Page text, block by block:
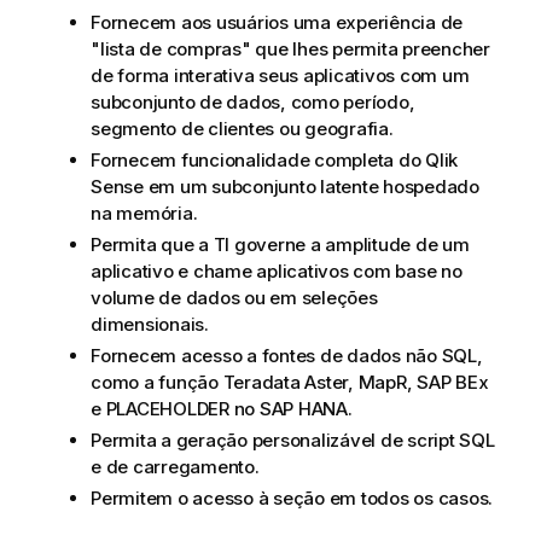
Fornecem aos usuários uma experiência de
"lista de compras" que lhes permita preencher
de forma interativa seus aplicativos com um
subconjunto de dados, como período,
segmento de clientes ou geografia.
Fornecem funcionalidade completa do Qlik
Senseem um subconjunto latente hospedado
na memória.
Permita que a TI governe a amplitude de um
aplicativo e chame aplicativos com base no
volume de dados ou em seleções
dimensionais.
Fornecem acesso a fontes de dados não SQL,
como a função Teradata Aster, MapR, SAP BEx
e PLACEHOLDERno SAP HANA.
Permita a geração personalizável de script SQL
e de carregamento.
Permitem o acesso à seçãoem todos os casos.